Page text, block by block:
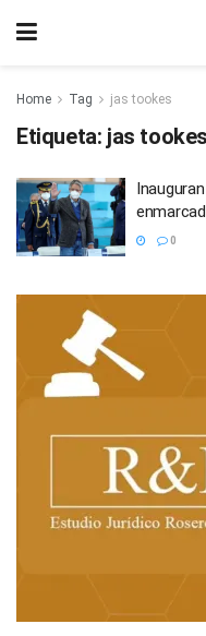
Home Tag jas tookes
Etiqueta: jas tookes
0